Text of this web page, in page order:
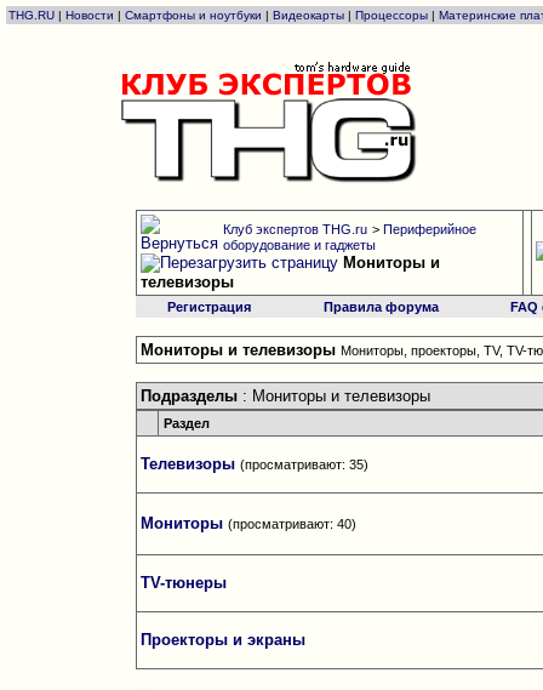
THG.RU | Новости | Смартфоны и ноутбуки | Видеокарты | Процессоры | Материнские
Клуб экспертов THG.ru > Периферийное
оборудование и гаджеты
Мониторы и
телевизоры
Регистрация Правила форума
Мониторы и телевизоры Мониторы, проекторы, TV, TV-
Подразделы: Мониторы и телевизоры
Раздел
Телевизоры (просматривают: 35)
Мониторы (просматривают: 40)
TV-тюнеры
Проекторы и экраны